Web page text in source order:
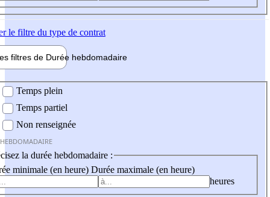
le filtre du type de contrat
filtres de Durée hebdomadaire
Temps plein
Temps partiel
Non renseignée
la durée hebdomadaire :
minimale (en heure) Durée maximale (en heure)
heures